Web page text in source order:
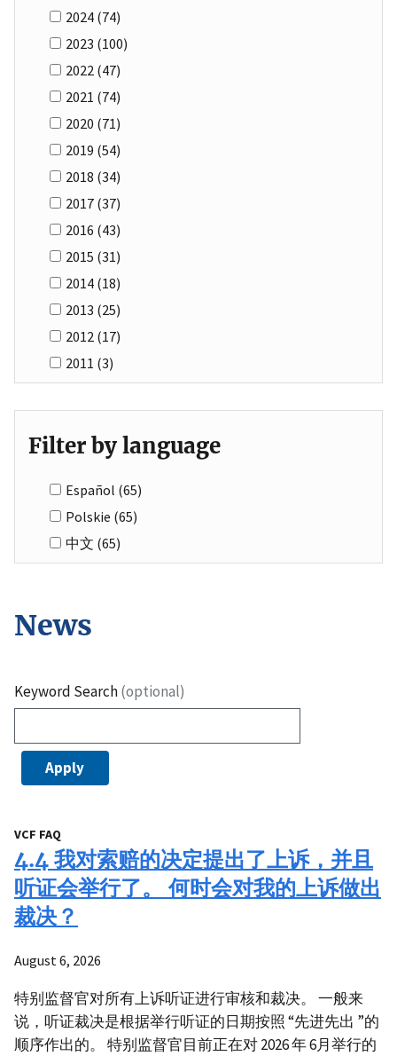
2024 (74)
2023 (100)
2022 (47)
2021 (74)
2020 (71)
2019 (54)
2018 (34)
2017 (37)
2016 (43)
2015 (31)
2014 (18)
2013 (25)
2012 (17)
2011 (3)
Filter by language
Español (65)
Polskie (65)
中文 (65)
News
Keyword Search(optional)
VCF FAQ
4.4 我对索赔的决定提出了上诉，并且
听证会举行了。 何时会对我的上诉做出
裁决？
August 6, 2026
特别监督官对所有上诉听证进行审核和裁决。 一般来
说，听证裁决是根据举行听证的日期按照 “先进先出 ”的
顺序作出的。 特别监督官目前正在对 2026 年 6月举行的